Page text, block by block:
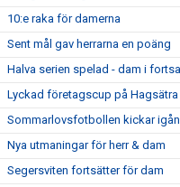
10:e raka för damerna
Sent mål gav herrarna en poäng
Halva serien spelad - dam i
Lyckad företagscup på Hagsätra
Sommarlovsfotbollen kickar
Nya utmaningar för herr & dam
Segersviten fortsätter för dam